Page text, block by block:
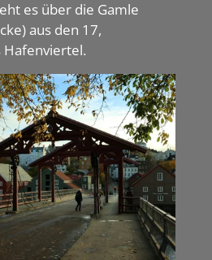
es über die Gamle
aus den 17,
Hafenviertel.